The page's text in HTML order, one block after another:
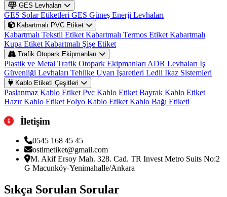
GES Levhaları
GES Solar Etiketleri GES Güneş Enerji Levhaları
Kabartmalı PVC Etiket
Kabartmalı Tekstil Etiket Kabartmalı Termos Etiket Kabartmalı
Kupa Etiket Kabartmalı Şişe Etiket
Trafik Otopark Ekipmanları
Plastik ve Metal Trafik Otopark Ekipmanları ADR Levhaları İş
Güvenliği Levhaları Tehlike Uyarı İşaretleri Ledli İkaz Sistemleri
Kablo Etiketi Çeşitleri
Paslanmaz Kablo Etiket Pvc Kablo Etiket Bayrak Kablo Etiket
Hazır Kablo Etiket Folyo Kablo Etiket Kablo Bağı Etiketi
İletişim
0545 168 45 45
ostimetiket@gmail.com
M. Akif Ersoy Mah. 328. Cad. TR Invest Metro Suits No:2
G Macunköy-Yenimahalle/Ankara
Sıkça Sorulan Sorular